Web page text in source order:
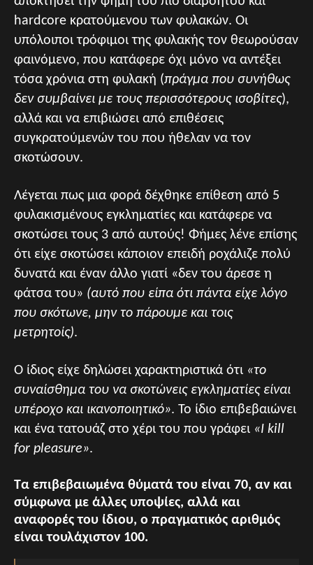
hardcore κρατούμενου των φυλακών. Οι
υπόλοιποι τρόφιμοι της φυλακής τον θεωρούσαν
φαινόμενο, που κατάφερε όχι μόνο να αντέξει
τόσα χρόνια στη φυλακή (πράγμα που συνήθως
δεν συμβαίνει με τους περισσότερους ισοβίτες),
αλλά και να επιβιώσει από επιθέσεις
συγκρατούμενών του που ήθελαν να τον
σκοτώσουν.
Λέγεται πως μια φορά δέχθηκε επίθεση από 5
φυλακισμένους εγκληματίες και κατάφερε να
σκοτώσει τους 3 από αυτούς! Φήμες λένε επίσης
ότι είχε σκοτώσει κάποιον επειδή ροχάλιζε πολύ
δυνατά και έναν άλλο γιατί «δεν του άρεσε η
φάτσα του» (αυτό που είπα ότι πάντα είχε λόγο
που σκότωνε, μην το πάρουμε και τοις
μετρητοίς).
Ο ίδιος είχε δηλώσει χαρακτηριστικά ότι «το
συναίσθημα του να σκοτώνεις εγκληματίες είναι
υπέροχο και ικανοποιητικό». Το ίδιο επιβεβαιώνει
και ένα τατουάζ στο χέρι του που γράφει «I kill
for pleasure».
Τα επιβεβαιωμένα θύματά του είναι 70, αν και
σύμφωνα με άλλες υποψίες, αλλά και
αναφορές του ίδιου, ο πραγματικός αριθμός
είναι τουλάχιστον 100.